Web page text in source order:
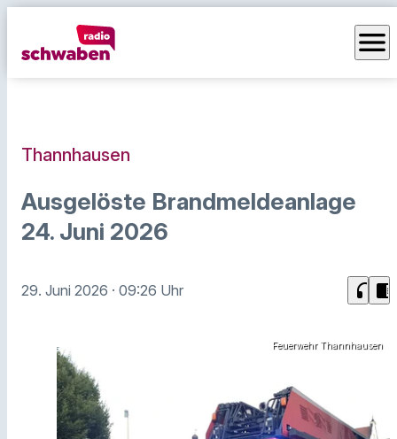
menu
Thannhausen
Ausgelöste Brandmeldeanlage
24. Juni 2026
29. Juni 2026 · 09:26 Uhr headphones chrome_reader_mode
Feuerwehr Thannhausen